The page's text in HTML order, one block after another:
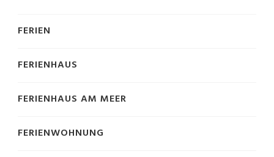
FERIEN
FERIENHAUS
FERIENHAUS AM MEER
FERIENWOHNUNG